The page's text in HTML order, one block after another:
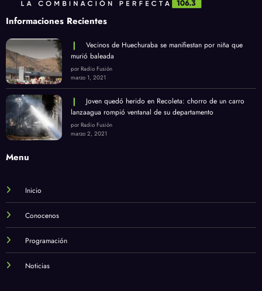
Informaciones Recientes
Vecinos de Huechuraba se manifiestan por niña que
murió baleada
por Radio Fusión
marzo 1, 2021
Joven quedó herido en Recoleta: chorro de un carro
lanzaagua rompió ventanal de su departamento
por Radio Fusión
marzo 2, 2021
Menu
Inicio
Conocenos
Programación
Noticias